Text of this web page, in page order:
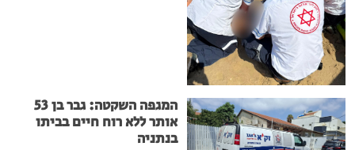
המגפה השקטה: גבר בן 53
אותר ללא רוח חיים בביתו
בנתניה